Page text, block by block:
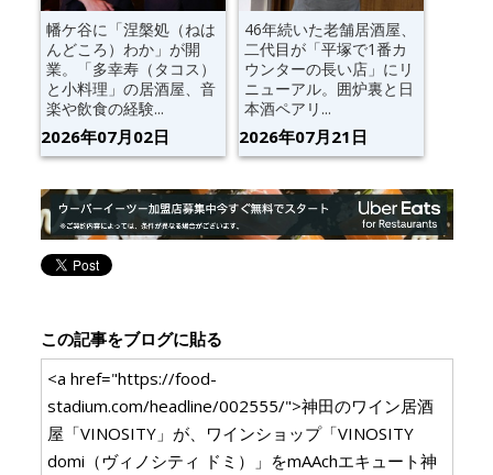
幡ケ谷に「涅槃処（ねは
んどころ）わか」が開
業。「多幸寿（タコス）
と小料理」の居酒屋、音
楽や飲食の経験...
2026年07月02日
46年続いた老舗居酒屋、
二代目が「平塚で1番カ
ウンターの長い店」にリ
ニューアル。囲炉裏と日
本酒ペアリ...
2026年07月21日
この記事をブログに貼る
<a href="https://food-
stadium.com/headline/002555/">神田のワイン居酒
屋「VINOSITY」が、ワインショップ「VINOSITY
domi（ヴィノシティ ドミ）」をmAAchエキュート神